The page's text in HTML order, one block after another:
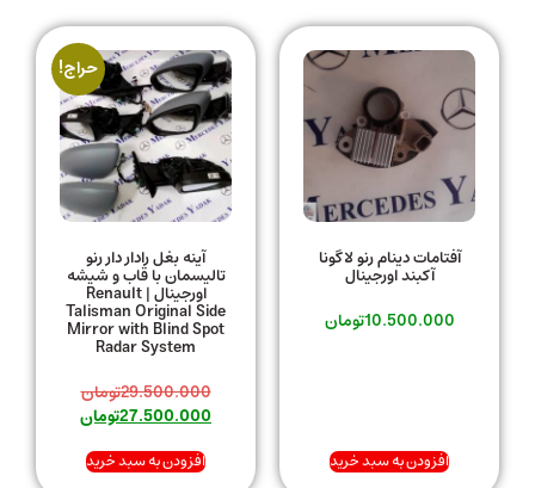
آفتامات دینام رنو لاگونا
آکبند اورجینال
10.500.000تومان
افزودن به سبد خرید
حراج!
آینه بغل رادار دار رنو
تالیسمان با قاب و شیشه
اورجینال | Renault
Talisman Original Side
Mirror with Blind Spot
Radar System
29.500.000تومان
27.500.000تومان
افزودن به سبد خرید